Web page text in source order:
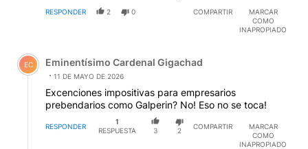
RESPONDER 2 0 COMPARTIR
MARCAR
COMO
INAPROPIADO
Comentario de Eminentísimo Cardenal Gigachad.
EC Eminentísimo Cardenal Gigachad
11 DE MAYO DE 2026
Excenciones impositivas para empresarios
prebendarios como Galperin? No! Eso no se toca!
RESPONDER
1
RESPUESTA
3 2
COMPARTIR
MARCAR
COMO
INAPROPIADO